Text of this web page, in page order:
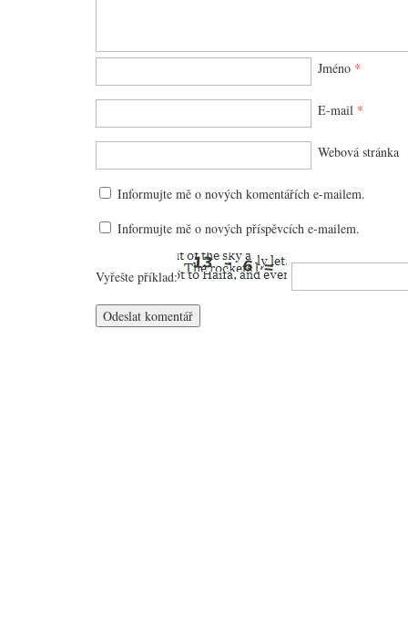
Jméno *
E-mail *
Webová stránka
Informujte mě o nových komentářích e-mailem.
Informujte mě o nových příspěvcích e-mailem.
Vyřešte příklad: